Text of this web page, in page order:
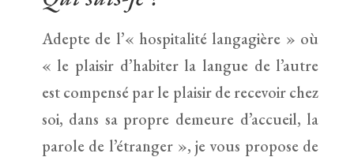
Adepte de l’« hospitalité langagière » où
« le plaisir d’habiter la langue de l’autre
est compensé par le plaisir de recevoir chez
soi, dans sa propre demeure d’accueil, la
parole de l’étranger », je vous propose de